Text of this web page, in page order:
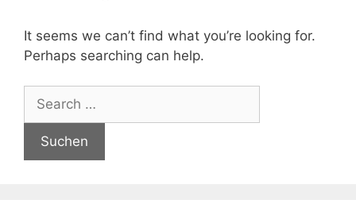
It seems we can’t find what you’re looking for.
Perhaps searching can help.
Suchen
nach: